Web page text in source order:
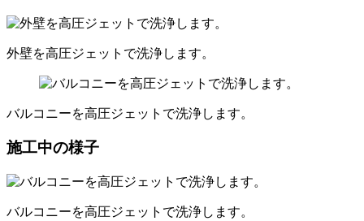
外壁を高圧ジェットで洗浄します。
バルコニーを高圧ジェットで洗浄します。
施工中の様子
バルコニーを高圧ジェットで洗浄します。